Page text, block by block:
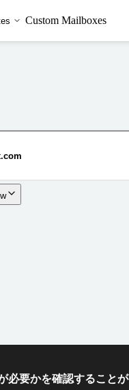
Custom Mailboxes
必要かを確認することが